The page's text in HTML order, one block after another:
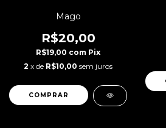
Mago
R$20,00
R$19,00 com Pix
2 x de R$10,00 sem juros